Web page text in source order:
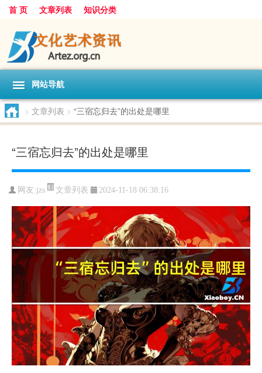
首 页 文章列表 知识分类
网站导航
> 文章列表 > “三宿忘归去”的出处是哪里
“三宿忘归去”的出处是哪里
网友:jzs 文章列表 2024-11-18 06:38:16